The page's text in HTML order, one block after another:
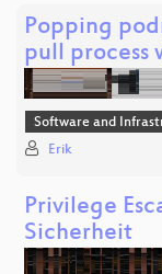
Popping
pull
Software and
Erik
Privilege
Sicherheit